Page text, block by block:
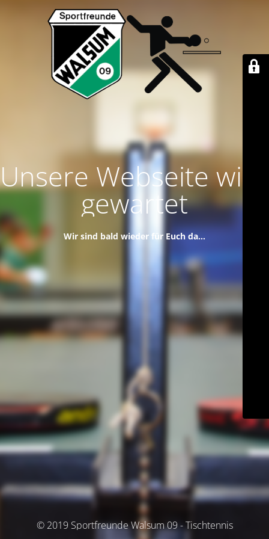
Unsere Webseite wird
gewartet
Wir sind bald wieder für Euch da...
© 2019 Sportfreunde Walsum 09 - Tischtennis